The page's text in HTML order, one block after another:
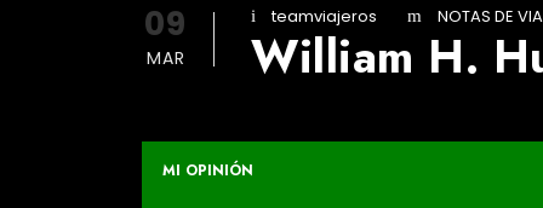
09
MAR
teamviajeros NOTAS DE
William H.
MI OPINIÓN